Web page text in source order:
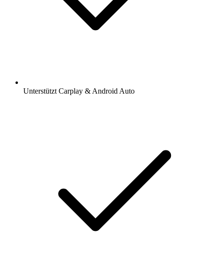
Unterstützt Carplay & Android Auto